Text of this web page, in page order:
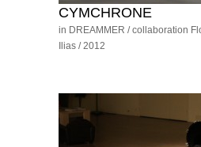
CYMCHRONE
in DREAMMER / collaboration
Ilias / 2012